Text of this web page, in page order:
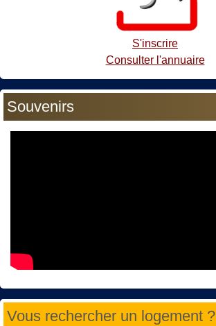
S'inscrire
Consulter l'annuaire
Souvenirs
Vous rechercher un logement ?